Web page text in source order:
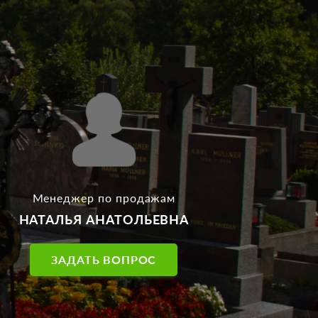
Менеджер по продажам
НАТАЛЬЯ АНАТОЛЬЕВНА
ЗАДАТЬ ВОПРОС